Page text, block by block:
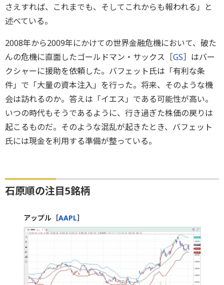
さえすれば、これまでも、そしてこれからも報われる」と
述べている。
2008年から2009年にかけての世界金融危機において、破た
んの危機に直面したゴールドマン・サックス［GS］はバー
クシャーに援助を依頼した。バフェット氏は「有利な条
件」で「大量の資本注入」を行った。将来、そのような機
会は訪れるのか。答えは「イエス」である可能性が高い。
いつの時代もそうであるように、行き過ぎた株価の戻りは
起こるものだ。そのような混乱が起きたとき、バフェット
氏には現金を利用する準備が整っている。
石原順の注目5銘柄
アップル［AAPL］